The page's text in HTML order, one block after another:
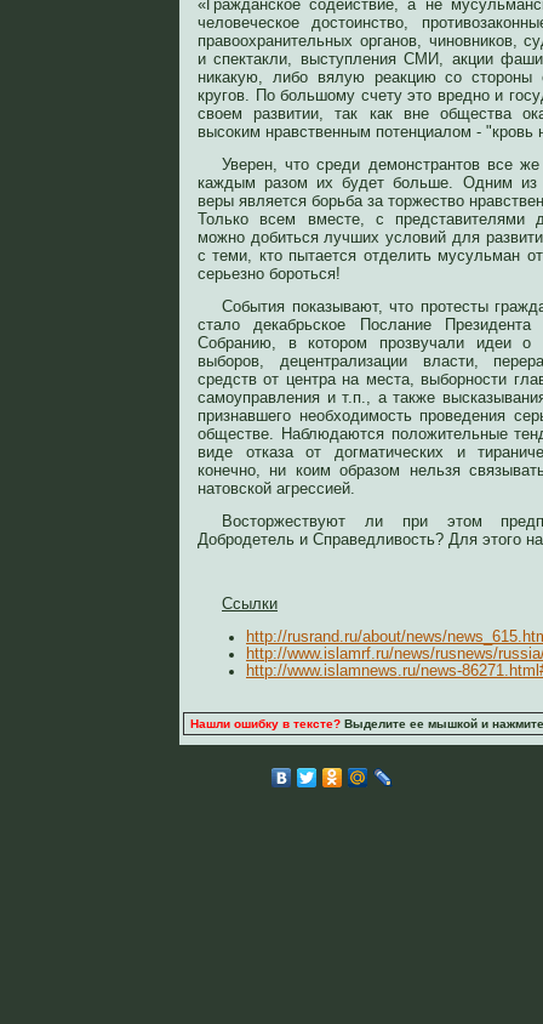
«Гражданское содействие, а не
человеческое достоинство,
правоохранительных органов, чиновников,
и спектакли, выступления СМИ, акции
никакую, либо вялую реакцию со стороны
кругов. По большому счету это вредно и
своем развитии, так как вне общества
высоким нравственным потенциалом - "кровь
Уверен, что среди демонстрантов все
каждым разом их будет больше. Одним из
веры является борьба за торжество
Только всем вместе, с представителями
можно добиться лучших условий для
с теми, кто пытается отделить мусульман
серьезно бороться!
События показывают, что протесты
стало декабрьское Послание
Собранию, в котором прозвучали идеи о
выборов, децентрализации власти,
средств от центра на места, выборности
самоуправления и т.п., а также
признавшего необходимость проведения
обществе. Наблюдаются положительные
виде отказа от догматических и
конечно, ни коим образом нельзя
натовской агрессией.
Восторжествуют ли при этом
Добродетель и Справедливость? Для этого
Ссылки
http://rusrand.ru/about/news/
http://www.islamrf.ru/news/rusnews/
http://www.islamnews.ru/news-
Нашли ошибку в тексте?Выделите ее мышкой и нажмите